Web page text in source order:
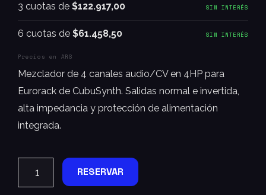
3 cuotas de $122.917,00 SIN INTERÉS
6 cuotas de $61.458,50 SIN INTERÉS
Precios en ARS
Mezclador de 4 canales audio/CV en 4HP para
Eurorack de CubuSynth. Salidas normal e invertida,
alta impedancia y protección de alimentación
integrada.
RESERVAR